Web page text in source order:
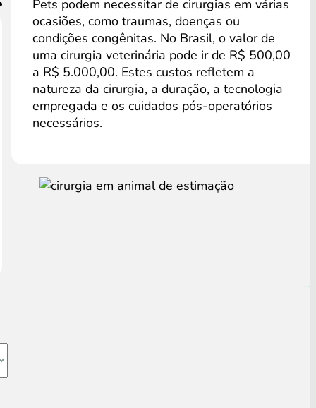
Pets podem necessitar de cirurgias em várias
ocasiões, como traumas, doenças ou
condições congênitas. No Brasil, o valor de
uma cirurgia veterinária pode ir de R$ 500,00
a R$ 5.000,00. Estes custos refletem a
natureza da cirurgia, a duração, a tecnologia
empregada e os cuidados pós-operatórios
necessários.